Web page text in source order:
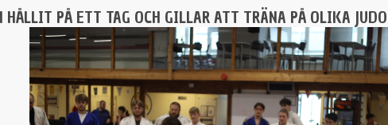
HÅLLIT PÅ ETT TAG OCH GILLAR ATT TRÄNA PÅ OLIKA